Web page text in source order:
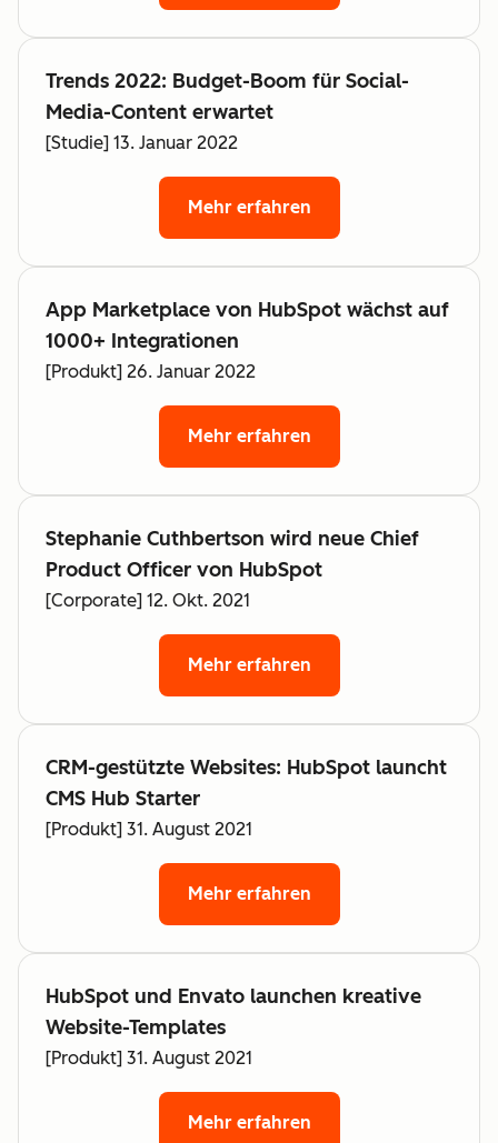
Trends 2022: Budget-Boom für Social-
Media-Content erwartet
[Studie] 13. Januar 2022
Mehr erfahren
App Marketplace von HubSpot wächst auf
1000+ Integrationen
[Produkt] 26. Januar 2022
Mehr erfahren
Stephanie Cuthbertson wird neue Chief
Product Officer von HubSpot
[Corporate] 12. Okt. 2021
Mehr erfahren
CRM-gestützte Websites: HubSpot launcht
CMS Hub Starter
[Produkt] 31. August 2021
Mehr erfahren
HubSpot und Envato launchen kreative
Website-Templates
[Produkt] 31. August 2021
Mehr erfahren